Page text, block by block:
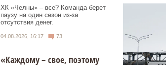
ХК «Челны» – все? Команда берет
паузу на один сезон из-за
отсутствия денег.
04.08.2026, 16:17 73
«Каждому – свое, поэтому